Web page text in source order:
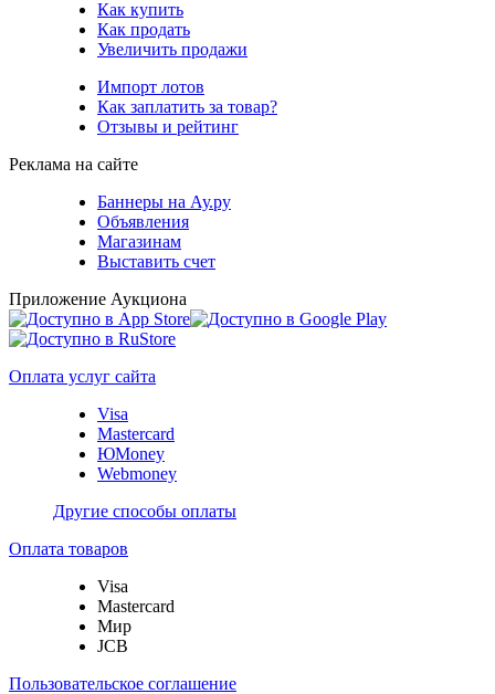
Как купить
Как продать
Увеличить продажи
Импорт лотов
Как заплатить за товар?
Отзывы и рейтинг
Реклама на сайте
Баннеры на Ау.ру
Объявления
Магазинам
Выставить счет
Приложение Аукциона
Оплата услуг сайта
Visa
Mastercard
ЮMoney
Webmoney
Другие способы оплаты
Оплата товаров
Visa
Mastercard
Мир
JCB
Пользовательское соглашение